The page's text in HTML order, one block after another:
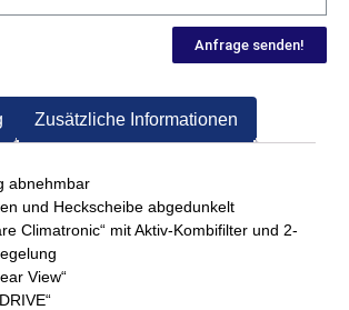
Anfrage senden!
Zusätzliche Informationen
abnehmbar
und Heckscheibe abgedunkelt
Climatronic“ mit Aktiv-Kombifilter und 2-
View“